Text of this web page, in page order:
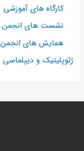
کارگاه های آموزشی
نشست های انجمن
همایش های انجمن
ژئوپلیتیک و دیپلماسی